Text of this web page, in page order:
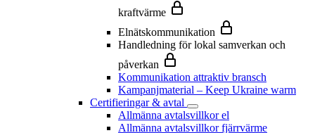
kraftvärme
Elnätskommunikation
Handledning för lokal samverkan och
påverkan
Kommunikation attraktiv bransch
Kampanjmaterial – Keep Ukraine warm
Certifieringar & avtal
Allmänna avtalsvillkor el
Allmänna avtalsvillkor fjärrvärme